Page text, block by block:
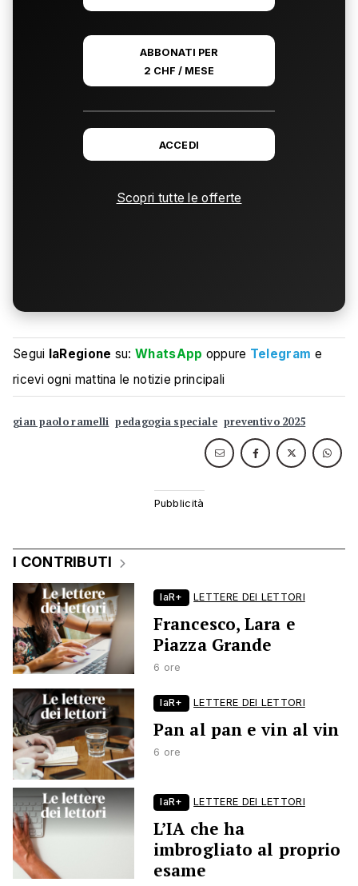
ABBONATI PER
2 CHF / MESE
ACCEDI
Scopri tutte le offerte
Segui laRegione su:WhatsApp oppure Telegram e
ricevi ogni mattina le notizie principali
gian paolo ramelli pedagogia speciale preventivo 2025
I CONTRIBUTI
laR+ LETTERE DEI LETTORI
Francesco, Lara e
Piazza Grande
6 ore
laR+ LETTERE DEI LETTORI
Pan al pan e vin al vin
6 ore
laR+ LETTERE DEI LETTORI
L’IA che ha
imbrogliato al proprio
esame